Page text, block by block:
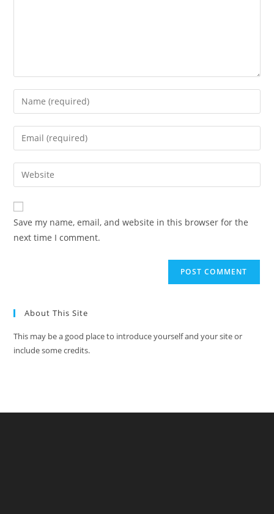
Enter
your
name
comment
Enter
your
email
address
comment
Enter
your
website
URL
(optional)
Save my name, email, and website in this browser for the
next time I comment.
About This Site
This may be a good place to introduce yourself and your site or
include some credits.